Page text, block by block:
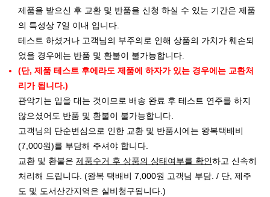
제품을 받으신 후 교환 및 반품을 신청 하실 수 있는 기간은 제품
의 특성상 7일 이내 입니다.
테스트 하셨거나 고객님의 부주의로 인해 상품의 가치가 훼손되
었을 경우에는 반품 및 환불이 불가능합니다.
(단, 제품 테스트 후에라도 제품에 하자가 있는 경우에는 교환처
리가 됩니다.)
관악기는 입을 대는 것이므로 배송 완료 후 테스트 연주를 하지
않으셨어도 반품 및 환불이 불가능합니다.
고객님의 단순변심으로 인한 교환 및 반품시에는 왕복택배비
(7,000원)를 부담해 주셔야 합니다.
교환 및 환불은 제품수거 후 상품의 상태여부를 확인하고 신속히
처리해 드립니다. (왕복 택배비 7,000원 고객님 부담. / 단, 제주
도 및 도서산간지역은 실비청구됩니다.)